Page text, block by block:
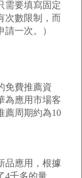
需要填寫固定
次數限制，而
一次。）
免費推薦資
為應用市場客
薦周期約為10
品應用，根據
千多的量，